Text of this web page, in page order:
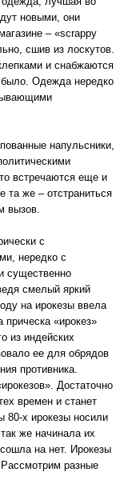
новыми, они
– «scrappy
сшив из лоскутов.
и снабжаются
Одежда нередко
напульсники,
встречаются еще и
та же – отстраниться
вызов.
c
нередко с
существенно
смелый яркий
на ирокезы ввела
«ирокез»
из индейских
ее для обрядов
противника.
Достаточно
времен и станет
80-х ирокезы носили
же начинала их
на нет. Ирокезы
разные